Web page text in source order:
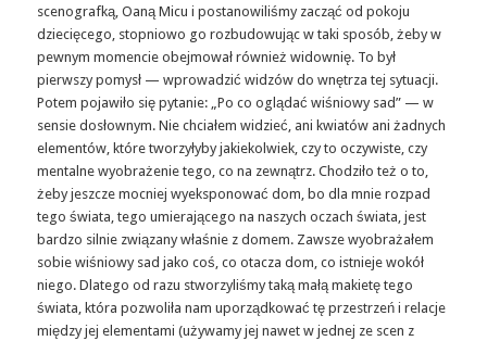
scenografką, Oaną Micu i postanowiliśmy zacząć od pokoju
dziecięcego, stopniowo go rozbudowując w taki sposób, żeby w
pewnym momencie obejmował również widownię. To był
pierwszy pomysł — wprowadzić widzów do wnętrza tej sytuacji.
Potem pojawiło się pytanie: „Po co oglądać wiśniowy sad” — w
sensie dosłownym. Nie chciałem widzieć, ani kwiatów ani żadnych
elementów, które tworzyłyby jakiekolwiek, czy to oczywiste, czy
mentalne wyobrażenie tego, co na zewnątrz. Chodziło też o to,
żeby jeszcze mocniej wyeksponować dom, bo dla mnie rozpad
tego świata, tego umierającego na naszych oczach świata, jest
bardzo silnie związany właśnie z domem. Zawsze wyobrażałem
sobie wiśniowy sad jako coś, co otacza dom, co istnieje wokół
niego. Dlatego od razu stworzyliśmy taką małą makietę tego
świata, która pozwoliła nam uporządkować tę przestrzeń i relacje
między jej elementami (używamy jej nawet w jednej ze scen z